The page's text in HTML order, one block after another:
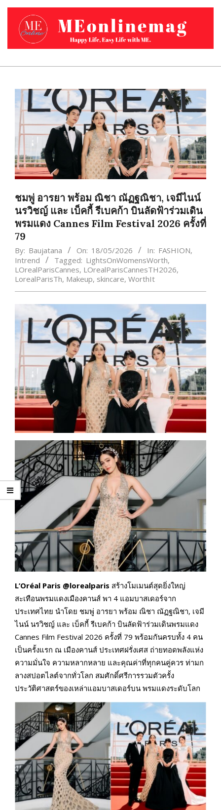
Skip
content
Primary
ชมพู่ อารยา พร้อม ณิชา ณัฏฐณิชา, เจมีไนน์
นรวิชญ์ และ เบ็คกี้ รีเบคก้า บินลัดฟ้าร่วมเดิน
พรมแดง Cannes Film Festival 2026 ครั้งที่
79
By: Baujatana On: 18/05/2026 In: FASHION,
Intrend
Tagged: LightsOnWomensWorth,
LOrealParisCannes, LOrealParisCannesTH2026,
LorealParisTh, Makeup, skincare, WorthIt
L’Oréal Paris @lorealparis สร้างโมเมนต์สุดยิ่งใหญ่
สะเทือนพรมแดงเมืองคานส์ พา 4 แอมบาสเดอร์จาก
ประเทศไทย นำโดย ชมพู่ อารยา พร้อม ณิชา ณัฏฐณิชา, เจมี
ไนน์ นรวิชญ์ และ เบ็คกี้ รีเบคก้า บินลัดฟ้าร่วมเดินพรมแดง
Cannes Film Festival 2026 ครั้งที่ 79 พร้อมกันครบทั้ง 4 คน
เป็นครั้งแรก ณ เมืองคานส์ ประเทศฝรั่งเศส ถ่ายทอดพลังแห่ง
ความมั่นใจ ความหลากหลาย และคุณค่าที่ทุกคนคู่ควร ท่ามก
ลางสปอตไลต์จากทั่วโลก สมศักดิ์ศรีการรวมตัวครั้ง
ประวัติศาสตร์ของเหล่าแอมบาสเดอร์บน พรมแดงระดับโลก